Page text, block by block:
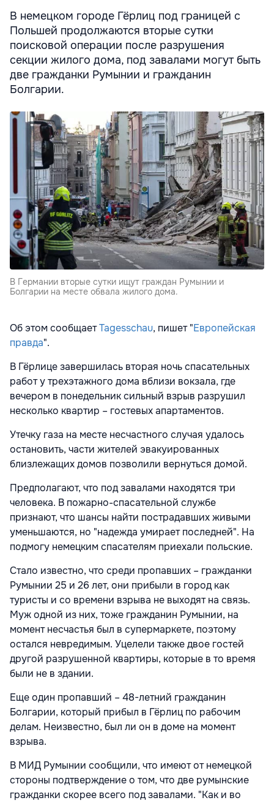
В немецком городе Гёрлиц под границей с
Польшей продолжаются вторые сутки
поисковой операции после разрушения
секции жилого дома, под завалами могут быть
две гражданки Румынии и гражданин
Болгарии.
В Германии вторые сутки ищут граждан Румынии и
Болгарии на месте обвала жилого дома.
Об этом сообщаетTagesschau, пишет "Европейская
правда".
В Гёрлице завершилась вторая ночь спасательных
работ у трехэтажного дома вблизи вокзала, где
вечером в понедельник сильный взрыв разрушил
несколько квартир – гостевых апартаментов.
Утечку газа на месте несчастного случая удалось
остановить, части жителей эвакуированных
близлежащих домов позволили вернуться домой.
Предполагают, что под завалами находятся три
человека. В пожарно-спасательной службе
признают, что шансы найти пострадавших живыми
уменьшаются, но "надежда умирает последней". На
подмогу немецким спасателям приехали польские.
Стало известно, что среди пропавших – гражданки
Румынии 25 и 26 лет, они прибыли в город как
туристы и со времени взрыва не выходят на связь.
Муж одной из них, тоже гражданин Румынии, на
момент несчастья был в супермаркете, поэтому
остался невредимым. Уцелели также двое гостей
другой разрушенной квартиры, которые в то время
были не в здании.
Еще один пропавший – 48-летний гражданин
Болгарии, который прибыл в Гёрлиц по рабочим
делам. Неизвестно, был ли он в доме на момент
взрыва.
В МИД Румынии сообщили, что имеют от немецкой
стороны подтверждение о том, что две румынские
гражданки скорее всего под завалами. "Как и во